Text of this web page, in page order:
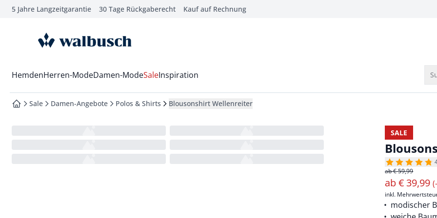
springen
springen
springen
5 Jahre Langzeitgarantie 30 Tage Rückgaberecht Kauf auf Rechnung
zur Startseite
Wechsel in das Menü mit Pfeil-Runter Taste
HemdenHerren-ModeDamen-ModeSaleInspiration
zur Startseite
Sale Damen-Angebote Polos & Shirts Blousonshirt Wellenreiter
SALE
ab € 59,99
ab€ 39,99
inkl.
modischer